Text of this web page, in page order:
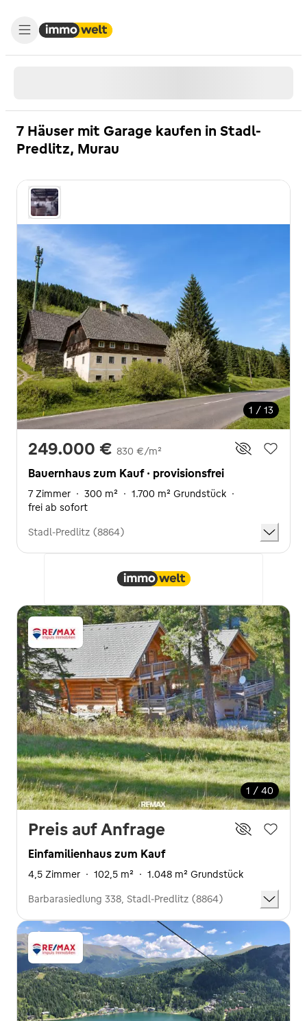
7 Häuser mit Garage kaufen in Stadl-
Predlitz, Murau
1 / 13
249.000 € 830 €/m²
Bauernhaus zum Kauf · provisionsfrei
7 Zimmer · 300 m² · 1.700 m² Grundstück ·
frei ab sofort
Stadl-Predlitz (8864)
1 / 40
Preis auf Anfrage
Einfamilienhaus zum Kauf
4,5 Zimmer · 102,5 m² · 1.048 m² Grundstück
Barbarasiedlung 338, Stadl-Predlitz (8864)